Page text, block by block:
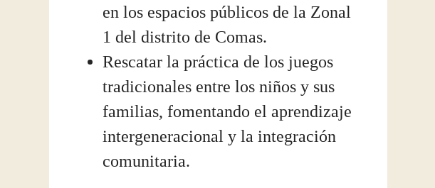
en los espacios públicos de la Zonal
1 del distrito de Comas.
Rescatar la práctica de los juegos
tradicionales entre los niños y sus
familias, fomentando el aprendizaje
intergeneracional y la integración
comunitaria.